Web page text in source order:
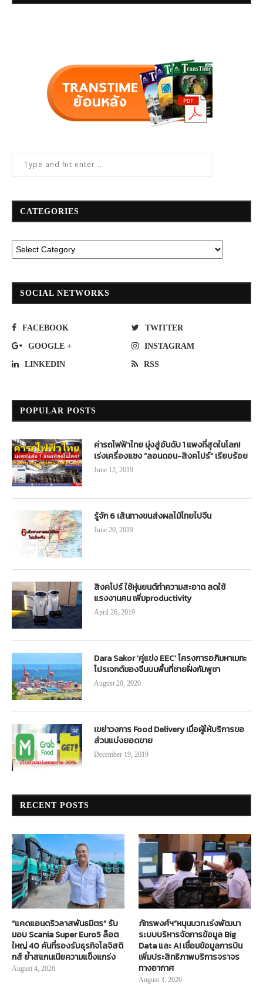
CATEGORIES
SOCIAL NETWORKS
FACEBOOK TWITTER
GOOGLE + INSTAGRAM
LINKEDIN RSS
POPULAR POSTS
ค่ารถไฟฟ้าไทย มุ่งสู่อันดับ 1 แพงที่สุดในโลก!
เร่งเครื่องแซง “ลอนดอน-สิงคโปร์” เรียบร้อย
June 12, 2019
รู้จัก 6 เส้นทางขนส่งผลไม้ไทยไปจีน
June 20, 2019
สิงคโปร์ ใช้หุ่นยนต์ทำความสะอาด ลดใช้
แรงงานคน เพิ่มproductivity
April 26, 2019
Dara Sakor ‘คู่แข่ง EEC’ โครงการอภิมหาเมกะ
โปรเจกต์ของจีนบนพื้นที่ชายฝั่งกัมพูชา
August 20, 2020
เขย่าวงการ Food Delivery เมื่อผู้ให้บริการขอ
ส่วนแบ่งยอดขาย
December 19, 2019
RECENT POSTS
“แคดแอนดริวลาสพันธมิตร” รับ
มอบ Scania Super Euro5 ล็อต
ใหญ่ 40 คันที่รองรับธุรกิจโลจิสติ
กส์ ย้ำสแกนเนียความแข็งแกร่ง
August 4, 2026
ภัทรพงศ์ฯ”หนุนบวท.เร่งพัฒนา
ระบบบริหารจัดการข้อมูล Big
Data และ AI เชื่อมข้อมูลการบิน
เพิ่มประสิทธิภาพบริการจราจร
ทางอากาศ
August 3, 2026